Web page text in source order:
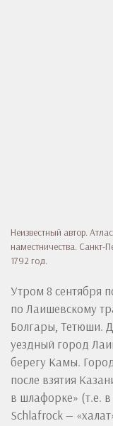
Неизвестный автор.
наместничества. Санкт-
1792 год.
Утром 8 сентября
по Лаишевскому
Болгары, Тетюши.
уездный город
берегу Камы.
после взятия
в шлафорке» (т.е.
Schlafrock —